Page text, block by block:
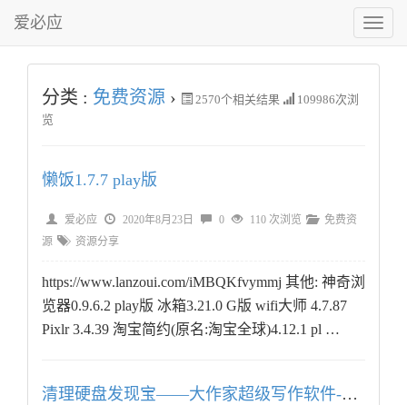
切
换
菜
爱必应
分类 : 免费资源 › 2570个相关结果
109986次浏
览
懒饭1.7.7 play版
爱必应 2020年8月23日 0 110 次浏览
免费资
源
资源分享
https://www.lanzoui.com/iMBQKfvymmj 其他: 神奇浏
览器0.9.6.2 play版 冰箱3.21.0 G版 wifi大师 4.7.87
Pixlr 3.4.39 淘宝简约(原名:淘宝全球)4.12.1 pl …
清理硬盘发现宝——大作家超级写作软件-终身版（自动写作）